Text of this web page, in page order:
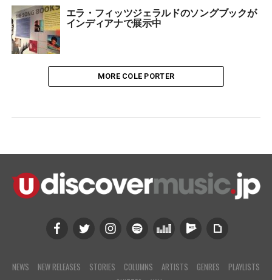
エラ・フィッツジェラルドのソングブックが
インディアナで展示中
MORE COLE PORTER
NEWS NEW RELEASES STORIES COLUMNS ARTISTS GENRES
PLAYLISTS